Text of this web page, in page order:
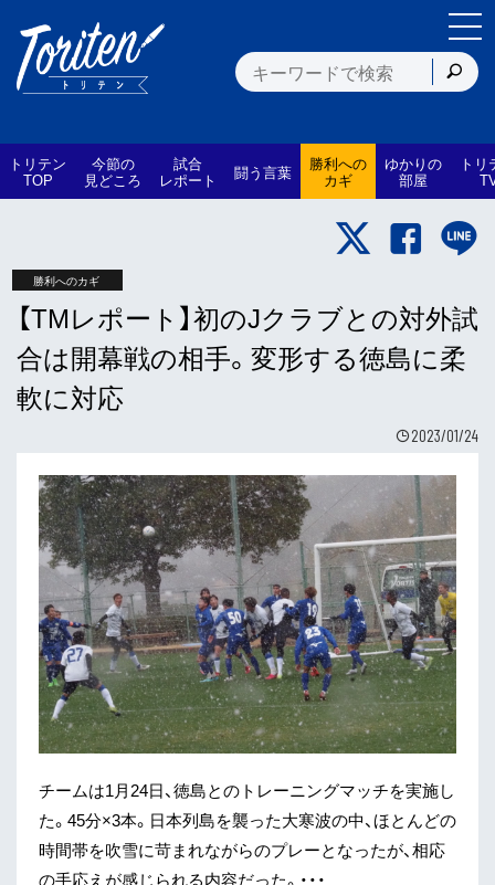
トリテン
TOP
今節の
見どころ
試合
レポート 闘う言葉 勝利への
カギ
ゆかりの
部屋
トリ
勝利へのカギ
【TMレポート】初のJクラブとの対外試
合は開幕戦の相手。変形する徳島に柔
軟に対応
2023/01/24
チームは1月24日、徳島とのトレーニングマッチを実施し
た。45分×3本。日本列島を襲った大寒波の中、ほとんどの
時間帯を吹雪に苛まれながらのプレーとなったが、相応
の手応えが感じられる内容だった。・・・